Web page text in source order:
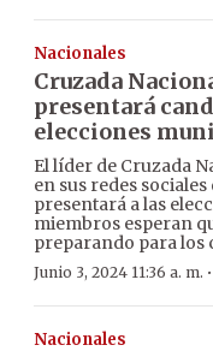
Nacionales
Cruzada
presentará
elecciones
El líder de Cruzada
en sus redes
presentará a las
miembros esperan
preparando para los
Junio 3, 2024 11:36 a. m. ·
Nacionales